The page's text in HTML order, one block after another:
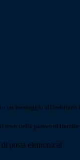
un messaggio all'indirizzo
reset della password tramite
posta elettronica!